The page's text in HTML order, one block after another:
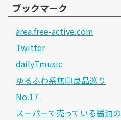
ブックマーク
area.free-active.com
Twitter
dailyTmusic
ゆるふわ系無印良品巡り
No.17
スーパーで売っている醤油